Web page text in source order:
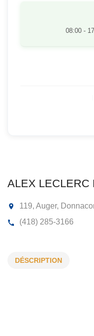
ALEX
DÉSCRIPTION
08:00 -